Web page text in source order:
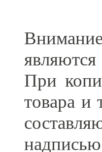
При
товара и
надписью